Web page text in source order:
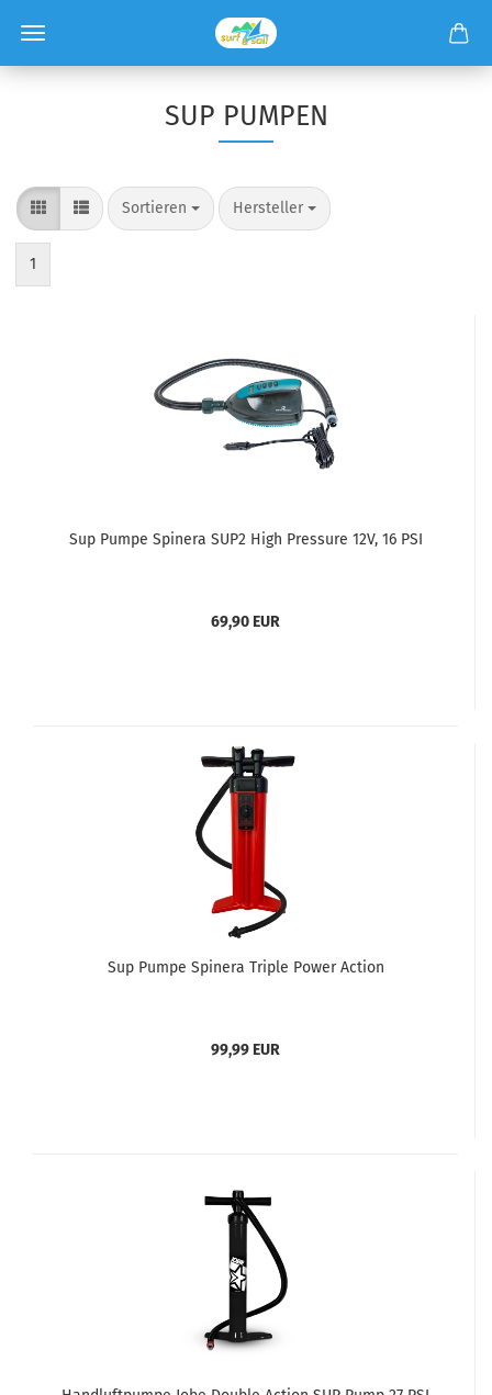
SUP PUMPEN
Sortieren Hersteller
1
Sup Pumpe Spinera SUP2 High Pressure 12V, 16 PSI
69,90 EUR
Sup Pumpe Spinera Triple Power Action
99,99 EUR